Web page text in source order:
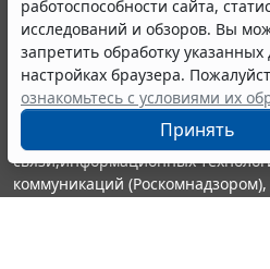
работоспособности сайта,
исследований и обзоров. Вы
запретить обработку
настройках браузера.
ознакомьтесь с условиями их
Принять
© ООО "НПП "ГАРАНТ-СЕРВИС",
выпускается с 1990 года.
являются участниками
информации ГАРАНТ.
Портал ГАРАНТ.РУ
издания Федеральной службой
связи,информационных
коммуникаций